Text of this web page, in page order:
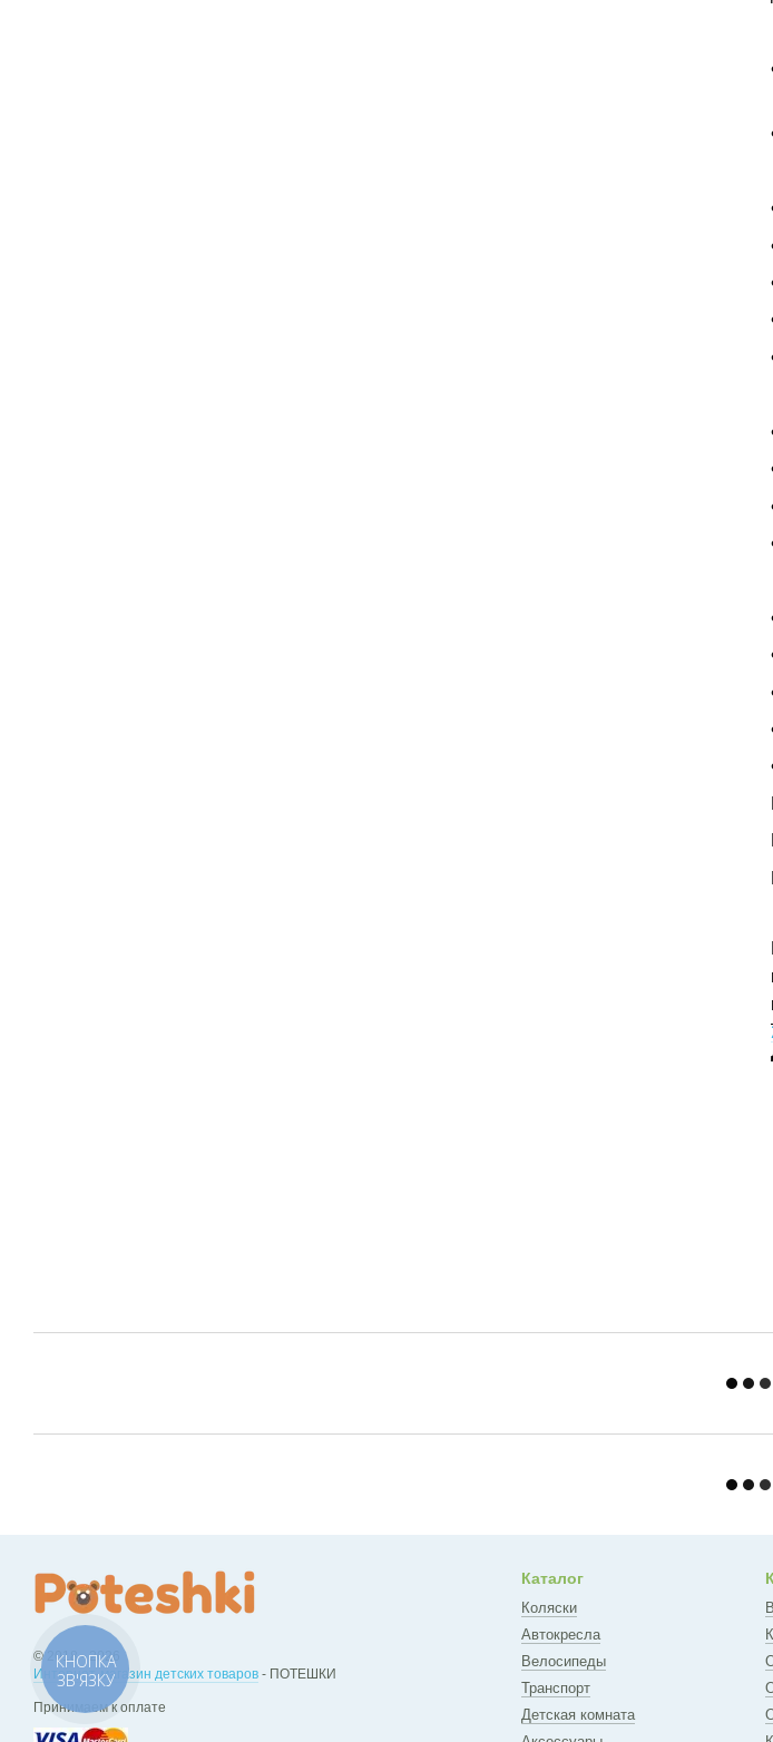
© 2018 - 2026
Интернет-магазин детских товаров - ПОТЕШКИ
Принимаем к оплате
Каталог
Коляски
Автокресла
Велосипеды
Транспорт
Детская комната
КНОПКА
ЗВ'ЯЗКУ